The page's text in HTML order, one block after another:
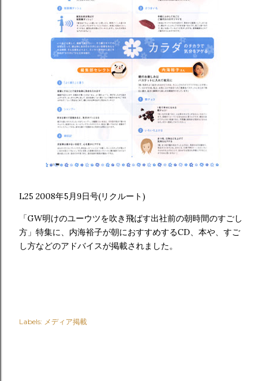
L25 2008年5月9日号(リクルート)
「GW明けのユーウツを吹き飛ばす出社前の朝時間のすごし
方」特集に、内海裕子が朝におすすめするCD、本や、すご
し方などのアドバイスが掲載されました。
Labels: メディア掲載